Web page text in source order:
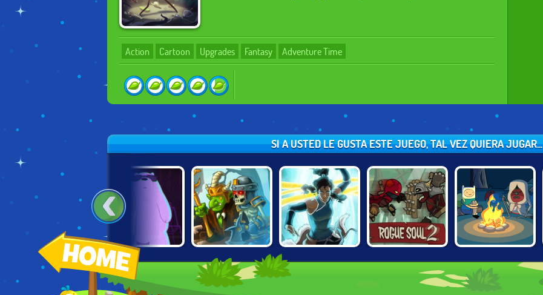
Action Cartoon Upgrades Fantasy Adventure Time
SI A USTED LE GUSTA ESTE JUEGO, TAL VEZ QUIERA JUGAR...
ROAD OF FURY:
DESERT STRIKE
POLAR FORCE ROYAL GUARD ROGUE SOUL 2
TIME: FABLES OF
OOO